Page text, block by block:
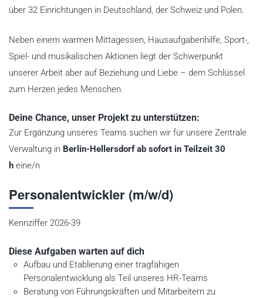
über 32 Einrichtungen in Deutschland, der Schweiz und Polen.
Neben einem warmen Mittagessen, Hausaufgabenhilfe, Sport-,
Spiel- und musikalischen Aktionen liegt der Schwerpunkt
unserer Arbeit aber auf Beziehung und Liebe – dem Schlüssel
zum Herzen jedes Menschen.
Deine Chance, unser Projekt zu unterstützen:
Zur Ergänzung unseres Teams suchen wir für unsere Zentrale
Verwaltung in Berlin-Hellersdorf ab sofort in Teilzeit 30
h eine/n
Personalentwickler (m/w/d)
Kennziffer 2026-39
Diese Aufgaben warten auf dich
Aufbau und Etablierung einer tragfähigen
Personalentwicklung als Teil unseres HR-Teams
Beratung von Führungskräften und Mitarbeitern zu